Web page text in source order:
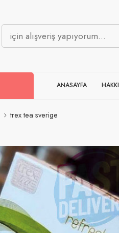
ANASAYFA
trex tea sverige